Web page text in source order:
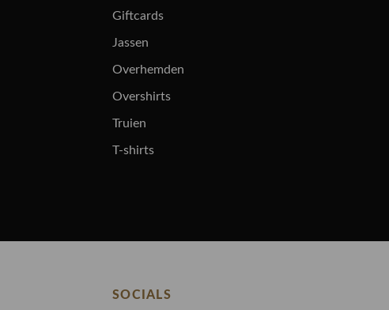
Giftcards
Jassen
Overhemden
Overshirts
Truien
T-shirts
SOCIALS